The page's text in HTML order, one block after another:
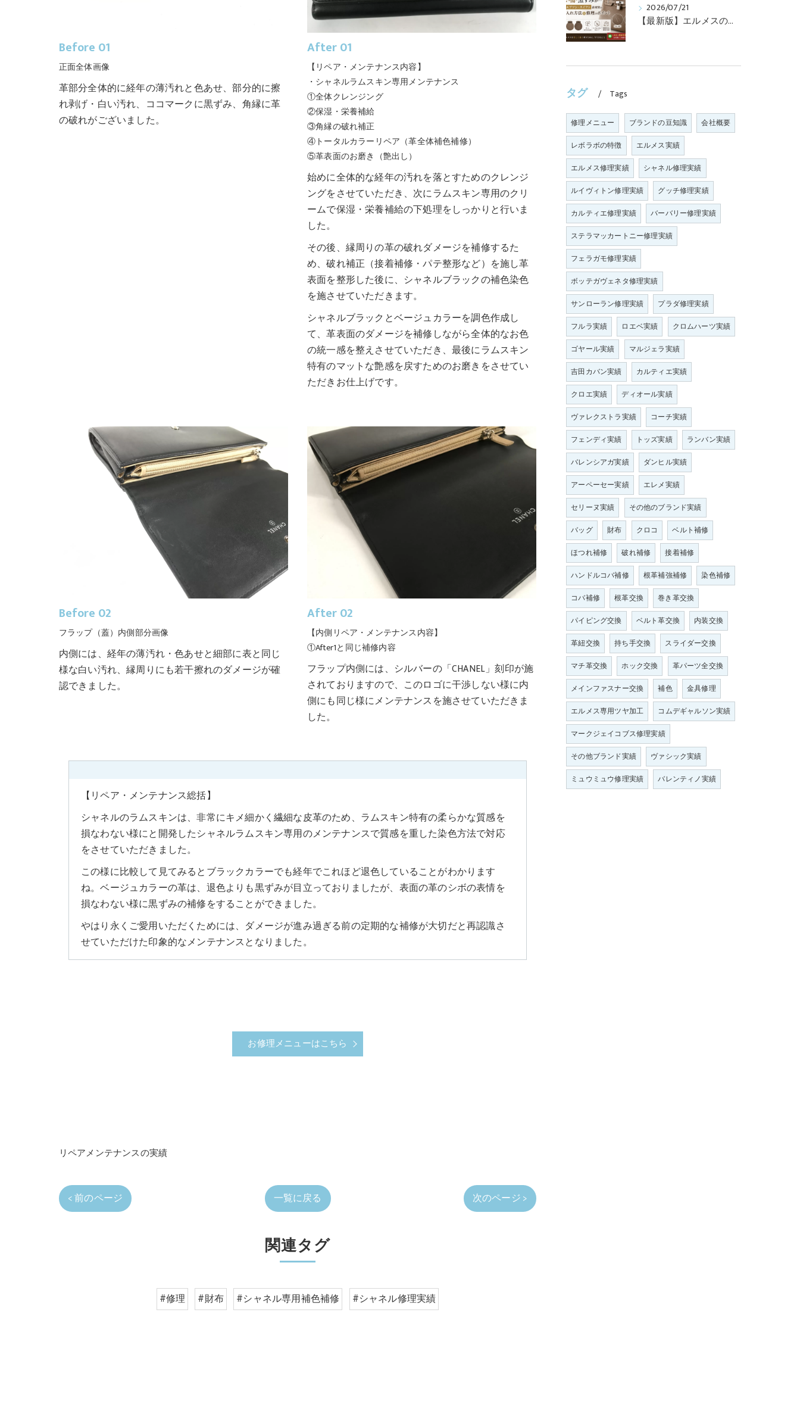
Before 01
正面全体画像
革部分全体的に経年の薄汚れと色あせ、部分的に擦
れ剥げ・白い汚れ、ココマークに黒ずみ、角縁に革
の破れがございました。
After 01
【リペア・メンテナンス内容】
・シャネルラムスキン専用メンテナンス
①全体クレンジング
②保湿・栄養補給
③角縁の破れ補正
④トータルカラーリペア（革全体補色補修）
⑤革表面のお磨き（艶出し）
始めに全体的な経年の汚れを落とすためのクレンジ
ングをさせていただき、次にラムスキン専用のクリ
ームで保湿・栄養補給の下処理をしっかりと行いま
した。
その後、縁周りの革の破れダメージを補修するた
め、破れ補正（接着補修・パテ整形など）を施し革
表面を整形した後に、シャネルブラックの補色染色
を施させていただきます。
シャネルブラックとベージュカラーを調色作成し
て、革表面のダメージを補修しながら全体的なお色
の統一感を整えさせていただき、最後にラムスキン
特有のマットな艶感を戻すためのお磨きをさせてい
ただきお仕上げです。
Before 02
フラップ（蓋）内側部分画像
内側には、経年の薄汚れ・色あせと細部に表と同じ
様な白い汚れ、縁周りにも若干擦れのダメージが確
認できました。
After 02
【内側リペア・メンテナンス内容】
①After1と同じ補修内容
フラップ内側には、シルバーの「CHANEL」刻印が施
されておりますので、このロゴに干渉しない様に内
側にも同じ様にメンテナンスを施させていただきま
した。
【リペア・メンテナンス総括】
シャネルのラムスキンは、非常にキメ細かく繊細な皮革のため、ラムスキン特有の柔らかな質感を
損なわない様にと開発したシャネルラムスキン専用のメンテナンスで質感を重した染色方法で対応
をさせていただきました。
この様に比較して見てみるとブラックカラーでも経年でこれほど退色していることがわかります
ね。ベージュカラーの革は、退色よりも黒ずみが目立っておりましたが、表面の革のシボの表情を
損なわない様に黒ずみの補修をすることができました。
やはり永くご愛用いただくためには、ダメージが進み過ぎる前の定期的な補修が大切だと再認識さ
せていただけた印象的なメンテナンスとなりました。
お修理メニューはこちら
リペアメンテナンスの実績
< 前のページ 一覧に戻る 次のページ >
関連タグ
#修理 #財布 #シャネル専用補色補修 #シャネル修理実績
2026/07/21
【最新版】エルメスのバッグに白い傷・黒ずみが…トゴ・エプソン・スイフト素材別のお手入れ方法と修理のポイント
タグ Tags
修理メニュー ブランドの豆知識
会社概要
レボラボの特徴
エルメス実績
エルメス修理実績
シャネル修理実績
ルイヴィトン修理実績
グッチ修理実績
カルティエ修理実績
バーバリー修理実績
ステラマッカートニー修理実績
フェラガモ修理実績
ボッテガヴェネタ修理実績
サンローラン修理実績
プラダ修理実績
フルラ実績
ロエベ実績
クロムハーツ実績
ゴヤール実績
マルジェラ実績
吉田カバン実績
カルティエ実績
クロエ実績
ディオール実績
ヴァレクストラ実績
コーチ実績
フェンディ実績
トッズ実績
ランバン実績
バレンシアガ実績
ダンヒル実績
アーペーセー実績
エレメ実績
セリーヌ実績
その他のブランド実績
バッグ
財布 クロコ
ベルト補修
ほつれ補修
破れ補修
接着補修
ハンドルコバ補修
根革補強補修
染色補修
コバ補修
根革交換
巻き革交換
パイピング交換
ベルト革交換
内装交換
革紐交換
持ち手交換
スライダー交換
マチ革交換
ホック交換
革パーツ全交換
メインファスナー交換
補色
金具修理
エルメス専用ツヤ加工
コムデギャルソン実績
マークジェイコブス修理実績
その他ブランド実績
ヴァシック実績
ミュウミュウ修理実績
バレンティノ実績